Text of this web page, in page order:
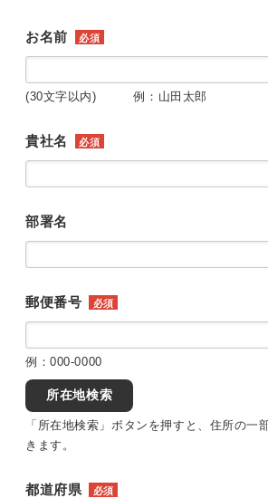
お名前 必須
(30文字以内) 例：山田太郎
貴社名 必須
部署名
郵便番号 必須
例：000-0000
所在地検索
「所在地検索」ボタンを押すと、住所の一
きます。
都道府県 必須